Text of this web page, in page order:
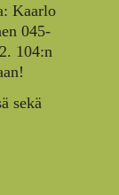
Kaarlo
045-
104:n
sekä